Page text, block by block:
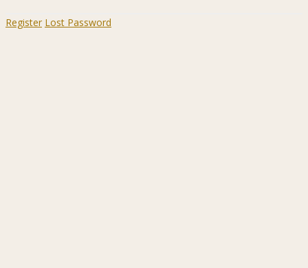
Register Lost Password